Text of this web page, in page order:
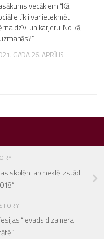
vecākiem “Kā
tīkli var ietekmēt
dzīvi un karjeru. No kā
GADA 26. APRĪLIS
skolēni apmeklē izstādi
“Ievads dizainera